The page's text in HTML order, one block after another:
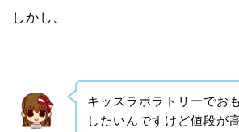
しかし、
キッズラボラトリーでお
したいんですけど値段が